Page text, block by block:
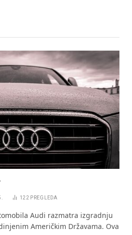
122 PREGLEDA
Audi razmatra izgradnju
Američkim Državama. Ova